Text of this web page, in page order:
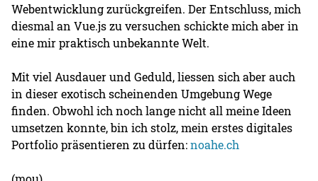
Webentwicklung zurückgreifen. Der Entschluss, mich
diesmal an Vue.js zu versuchen schickte mich aber in
eine mir praktisch unbekannte Welt.
Mit viel Ausdauer und Geduld, liessen sich aber auch
in dieser exotisch scheinenden Umgebung Wege
finden. Obwohl ich noch lange nicht all meine Ideen
umsetzen konnte, bin ich stolz, mein erstes digitales
Portfolio präsentieren zu dürfen:noahe.ch